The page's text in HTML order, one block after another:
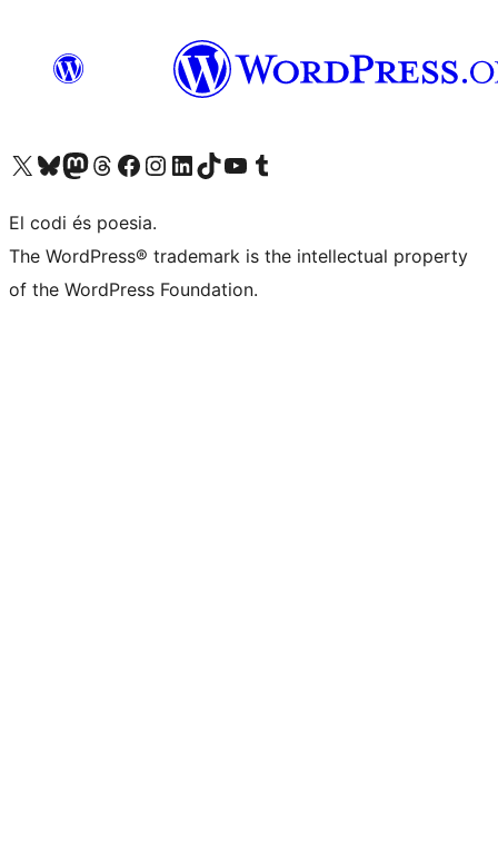
Visiteu el nostre compte X (abans Twitter)
Visiteu el nostre compte de Bluesky
Visiteu el nostre compte al Mastodon
Visiteu el nostre compte de Threads
Visiteu la nostra pàgina al Facebook
Visiteu el nostre compte d'Instagram
Visiteu el nostre compte de LinkedIn
Visiteu el nostre compte de TikTok
Visiteu el nostre canal al YouTube
Visiteu el nostre compte de Tumblr
El codi és poesia.
The WordPress® trademark is the intellectual property
of the WordPress Foundation.